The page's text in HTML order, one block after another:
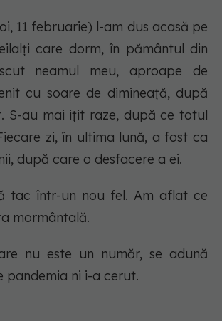
11 februarie) l-am dus acasă pe
care dorm, în pământul din
neamul meu, aproape de
cu soare de dimineață, după
S-au mai ițit raze, după ce totul
zi, în ultima lună, a fost ca
după care o desfacere a ei.
tac într-un nou fel. Am aflat ce
mormântală.
nu este un număr, se adună
pandemia ni i-a cerut.